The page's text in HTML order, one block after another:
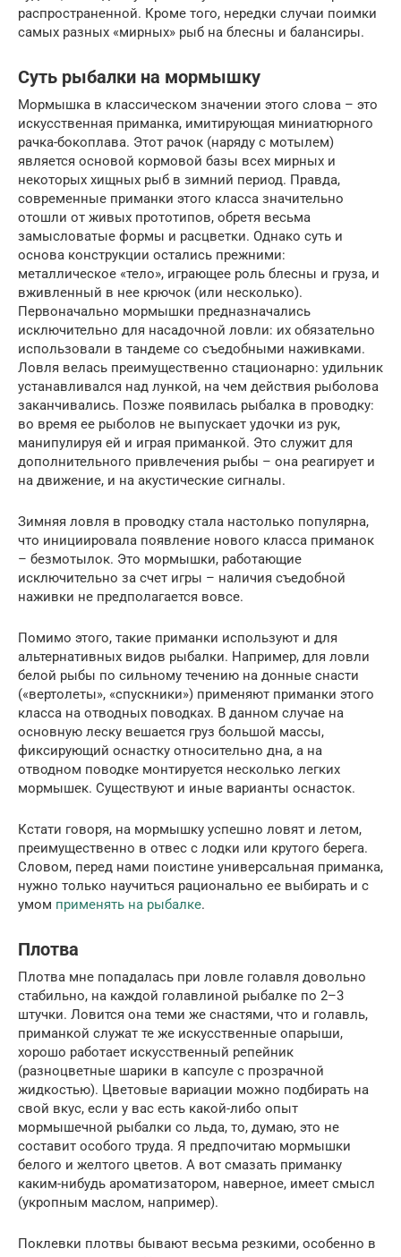
распространенной. Кроме того, нередки случаи поимки
самых разных «мирных» рыб на блесны и балансиры.
Суть рыбалки на мормышку
Мормышка в классическом значении этого слова – это
искусственная приманка, имитирующая миниатюрного
рачка-бокоплава. Этот рачок (наряду с мотылем)
является основой кормовой базы всех мирных и
некоторых хищных рыб в зимний период. Правда,
современные приманки этого класса значительно
отошли от живых прототипов, обретя весьма
замысловатые формы и расцветки. Однако суть и
основа конструкции остались прежними:
металлическое «тело», играющее роль блесны и груза, и
вживленный в нее крючок (или несколько).
Первоначально мормышки предназначались
исключительно для насадочной ловли: их обязательно
использовали в тандеме со съедобными наживками.
Ловля велась преимущественно стационарно: удильник
устанавливался над лункой, на чем действия рыболова
заканчивались. Позже появилась рыбалка в проводку:
во время ее рыболов не выпускает удочки из рук,
манипулируя ей и играя приманкой. Это служит для
дополнительного привлечения рыбы – она реагирует и
на движение, и на акустические сигналы.
Зимняя ловля в проводку стала настолько популярна,
что инициировала появление нового класса приманок
– безмотылок. Это мормышки, работающие
исключительно за счет игры – наличия съедобной
наживки не предполагается вовсе.
Помимо этого, такие приманки используют и для
альтернативных видов рыбалки. Например, для ловли
белой рыбы по сильному течению на донные снасти
(«вертолеты», «спускники») применяют приманки этого
класса на отводных поводках. В данном случае на
основную леску вешается груз большой массы,
фиксирующий оснастку относительно дна, а на
отводном поводке монтируется несколько легких
мормышек. Существуют и иные варианты оснасток.
Кстати говоря, на мормышку успешно ловят и летом,
преимущественно в отвес с лодки или крутого берега.
Словом, перед нами поистине универсальная приманка,
нужно только научиться рационально ее выбирать и с
умом применять на рыбалке.
Плотва
Плотва мне попадалась при ловле голавля довольно
стабильно, на каждой голавлиной рыбалке по 2–3
штучки. Ловится она теми же снастями, что и голавль,
приманкой служат те же искусственные опарыши,
хорошо работает искусственный репейник
(разноцветные шарики в капсуле с прозрачной
жидкостью). Цветовые вариации можно подбирать на
свой вкус, если у вас есть какой-либо опыт
мормышечной рыбалки со льда, то, думаю, это не
составит особого труда. Я предпочитаю мормышки
белого и желтого цветов. А вот смазать приманку
каким-нибудь ароматизатором, наверное, имеет смысл
(укропным маслом, например).
Поклевки плотвы бывают весьма резкими, особенно в